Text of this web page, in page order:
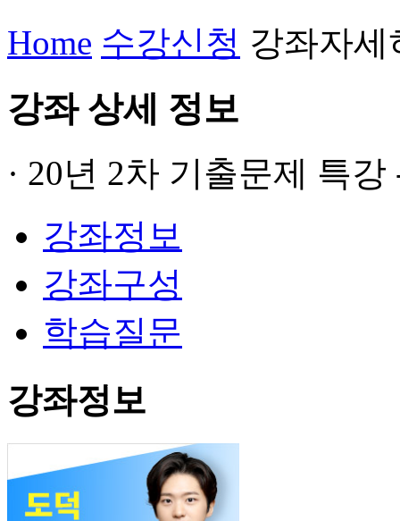
Home 수강신청 강좌자세
강좌 상세 정보
· 20년 2차 기출문제 특강
강좌정보
강좌구성
학습질문
강좌정보